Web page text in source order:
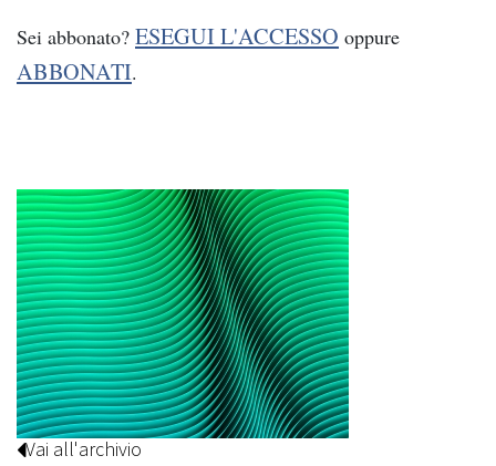
Sei abbonato? ESEGUI L'ACCESSO oppure
ABBONATI.
Vai all'archivio